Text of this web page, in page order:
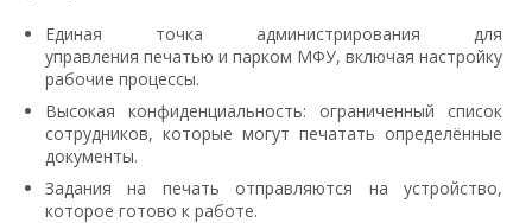
Единая точка администрирования для
управления печатью и парком МФУ, включая настройку
рабочие процессы.
Высокая конфиденциальность: ограниченный список
сотрудников, которые могут печатать определённые
документы.
Задания на печать отправляются на устройство,
которое готово к работе.